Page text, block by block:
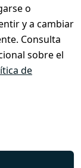
o
y a cambiar
Consulta
sobre el
de